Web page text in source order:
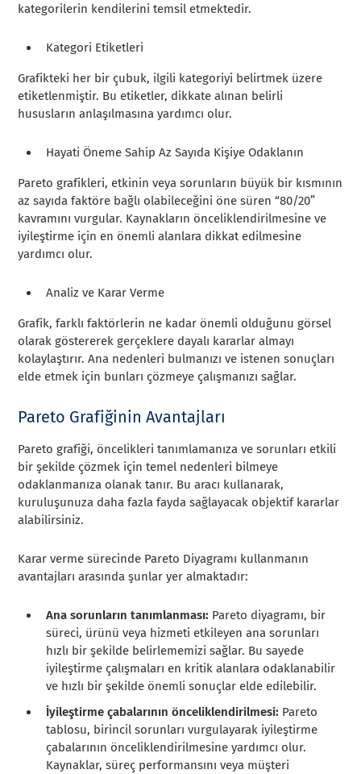
kategorilerin kendilerini temsil etmektedir.
Kategori Etiketleri
Grafikteki her bir çubuk, ilgili kategoriyi belirtmek üzere
etiketlenmiştir. Bu etiketler, dikkate alınan belirli
hususların anlaşılmasına yardımcı olur.
Hayati Öneme Sahip Az Sayıda Kişiye Odaklanın
Pareto grafikleri, etkinin veya sorunların büyük bir kısmının
az sayıda faktöre bağlı olabileceğini öne süren “80/20”
kavramını vurgular. Kaynakların önceliklendirilmesine ve
iyileştirme için en önemli alanlara dikkat edilmesine
yardımcı olur.
Analiz ve Karar Verme
Grafik, farklı faktörlerin ne kadar önemli olduğunu görsel
olarak göstererek gerçeklere dayalı kararlar almayı
kolaylaştırır. Ana nedenleri bulmanızı ve istenen sonuçları
elde etmek için bunları çözmeye çalışmanızı sağlar.
Pareto Grafiğinin Avantajları
Pareto grafiği, öncelikleri tanımlamanıza ve sorunları etkili
bir şekilde çözmek için temel nedenleri bilmeye
odaklanmanıza olanak tanır. Bu aracı kullanarak,
kuruluşunuza daha fazla fayda sağlayacak objektif kararlar
alabilirsiniz.
Karar verme sürecinde Pareto Diyagramı kullanmanın
avantajları arasında şunlar yer almaktadır:
Ana sorunların tanımlanması: Pareto diyagramı, bir
süreci, ürünü veya hizmeti etkileyen ana sorunları
hızlı bir şekilde belirlememizi sağlar. Bu sayede
iyileştirme çalışmaları en kritik alanlara odaklanabilir
ve hızlı bir şekilde önemli sonuçlar elde edilebilir.
İyileştirme çabalarının önceliklendirilmesi: Pareto
tablosu, birincil sorunları vurgulayarak iyileştirme
çabalarının önceliklendirilmesine yardımcı olur.
Kaynaklar, süreç performansını veya müşteri